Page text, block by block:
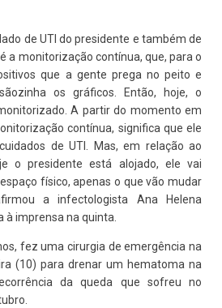
de UTI do presidente e também de
a monitorização contínua, que, para o
que a gente prega no peito e
os gráficos. Então, hoje, o
A partir do momento em
contínua, significa que ele
de UTI. Mas, em relação ao
o presidente está alojado, ele vai
físico, apenas o que vão mudar
a infectologista Ana Helena
à imprensa na quinta.
fez uma cirurgia de emergência na
(10) para drenar um hematoma na
da queda que sofreu no